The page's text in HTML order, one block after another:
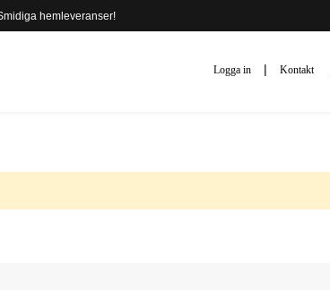
hemleveranser!
Logga in Kontakt